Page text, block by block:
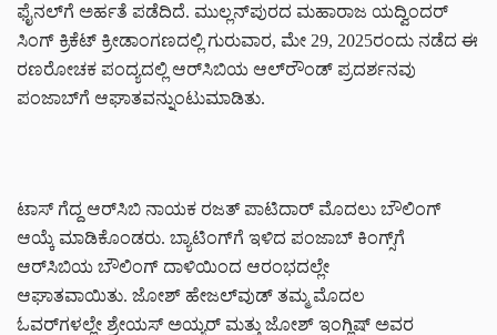
ಫೈನಲ್‌ಗೆ ಅರ್ಹತೆ ಪಡೆದಿದೆ. ಮುಲ್ಲನ್‌ಪುರದ ಮಹಾರಾಜ ಯದ್ವಿಂದರ್
ಸಿಂಗ್ ಕ್ರಿಕೆಟ್ ಕ್ರೀಡಾಂಗಣದಲ್ಲಿ ಗುರುವಾರ, ಮೇ 29, 2025ರಂದು ನಡೆದ ಈ
ರಣರೋಚಕ ಪಂದ್ಯದಲ್ಲಿ ಆರ್‌ಸಿಬಿಯ ಆಲ್‌ರೌಂಡ್ ಪ್ರದರ್ಶನವು
ಪಂಜಾಬ್‌ಗೆ ಆಘಾತವನ್ನುಂಟುಮಾಡಿತು.
ಟಾಸ್ ಗೆದ್ದ ಆರ್‌ಸಿಬಿ ನಾಯಕ ರಜತ್ ಪಾಟಿದಾರ್ ಮೊದಲು ಬೌಲಿಂಗ್
ಆಯ್ಕೆ ಮಾಡಿಕೊಂಡರು. ಬ್ಯಾಟಿಂಗ್‌ಗೆ ಇಳಿದ ಪಂಜಾಬ್ ಕಿಂಗ್ಸ್‌ಗೆ
ಆರ್‌ಸಿಬಿಯ ಬೌಲಿಂಗ್ ದಾಳಿಯಿಂದ ಆರಂಭದಲ್ಲೇ
ಆಘಾತವಾಯಿತು. ಜೋಶ್ ಹೇಜಲ್‌ವುಡ್ ತಮ್ಮ ಮೊದಲ
ಓವರ್‌ಗಳಲ್ಲೇ ಶ್ರೇಯಸ್ ಅಯ್ಯರ್ ಮತ್ತು ಜೋಶ್ ಇಂಗ್ಲಿಷ್ ಅವರ